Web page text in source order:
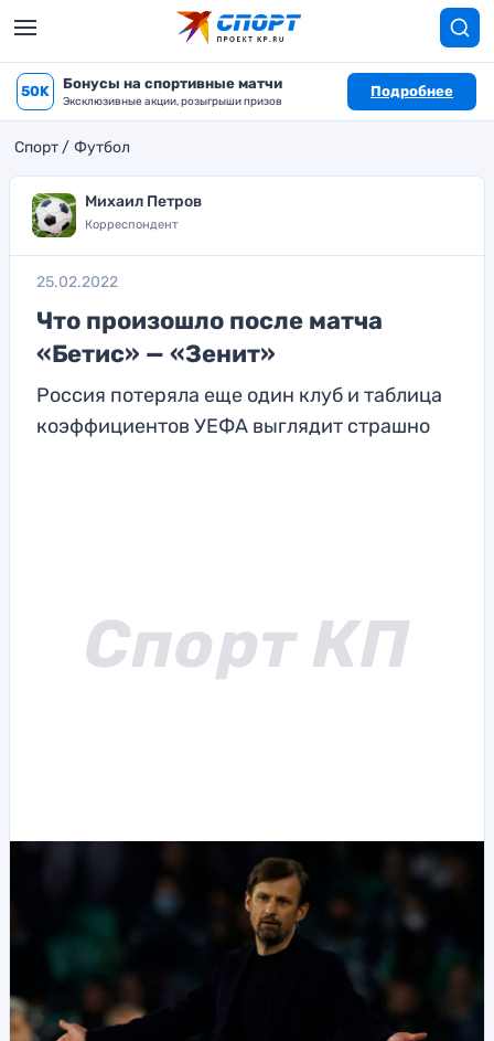
50K Бонусы на спортивные матчи
Эксклюзивные акции, розыгрыши призов
Подробнее
Спорт Футбол
Михаил Петров
Корреспондент
25.02.2022
Что произошло после матча
«Бетис» — «Зенит»
Россия потеряла еще один клуб и таблица
коэффициентов УЕФА выглядит страшно